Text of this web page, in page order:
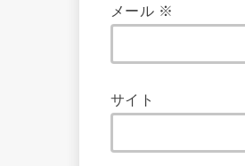
メール ※
サイト